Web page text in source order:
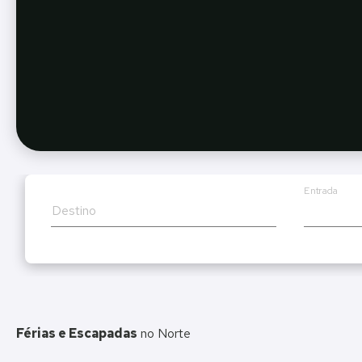
hotel
Destino
Entrada
Férias e Escapadas no Norte